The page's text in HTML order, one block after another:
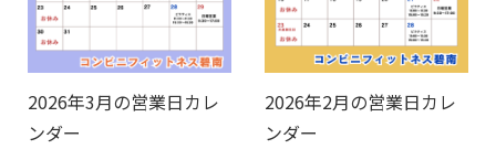
2026年3月の営業日カレ
ンダー
2026年2月の営業日カレ
ンダー